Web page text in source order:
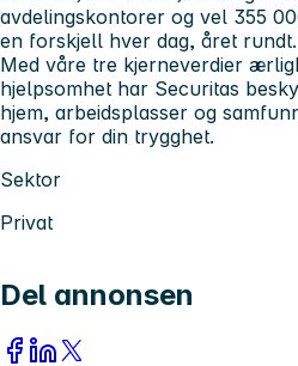
avdelingskontorer og vel 355
en forskjell hver dag, året rundt.
Med våre tre kjerneverdier
hjelpsomhet har Securitas
hjem, arbeidsplasser og
ansvar for din trygghet.
Sektor
Privat
Del annonsen